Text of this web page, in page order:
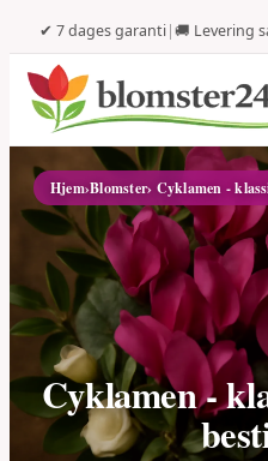
✔ 7 dages garanti|🚚 Levering
Hjem›Blomster› Cyklamen -
Cyklamen -